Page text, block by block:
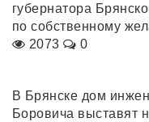
губернатора
по собственному
2073
0
В Брянске дом
Боровича выставят